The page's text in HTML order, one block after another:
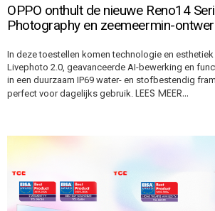
OPPO onthult de nieuwe Reno14
Photography en zeemeermin-
In deze toestellen komen technologie en esthetiek
Livephoto 2.0, geavanceerde AI-bewerking en
in een duurzaam IP69 water- en stofbestendig
perfect voor dagelijks gebruik. LEES MEER…